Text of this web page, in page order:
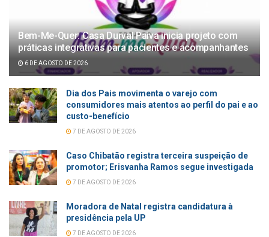
Bem-Me-Quer: Casa Durval Paiva inicia projeto com
práticas integrativas para pacientes e acompanhantes
6 DE AGOSTO DE 2026
Dia dos Pais movimenta o varejo com
consumidores mais atentos ao perfil do pai e ao
custo-benefício
7 DE AGOSTO DE 2026
Caso Chibatão registra terceira suspeição de
promotor; Erisvanha Ramos segue investigada
7 DE AGOSTO DE 2026
Moradora de Natal registra candidatura à
presidência pela UP
7 DE AGOSTO DE 2026